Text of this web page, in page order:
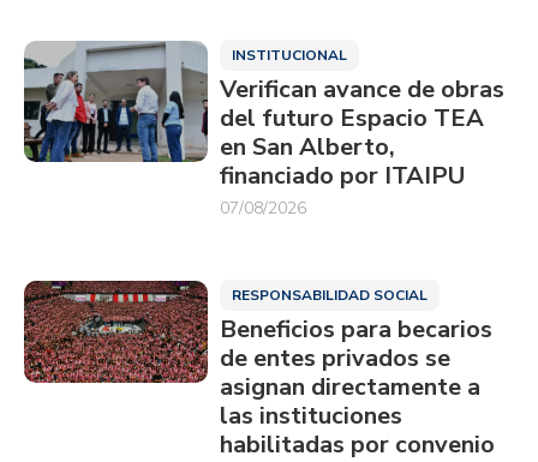
INSTITUCIONAL
Verifican avance de obras
del futuro Espacio TEA
en San Alberto,
financiado por ITAIPU
07/08/2026
RESPONSABILIDAD SOCIAL
Beneficios para becarios
de entes privados se
asignan directamente a
las instituciones
habilitadas por convenio